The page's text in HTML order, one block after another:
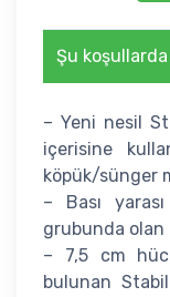
Şu koşullarda
– Yeni nesil
içerisine
köpük/sünger
– Bası
grubunda
– 7,5 cm
bulunan